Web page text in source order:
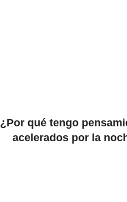
¿Por qué tengo
acelerados por la